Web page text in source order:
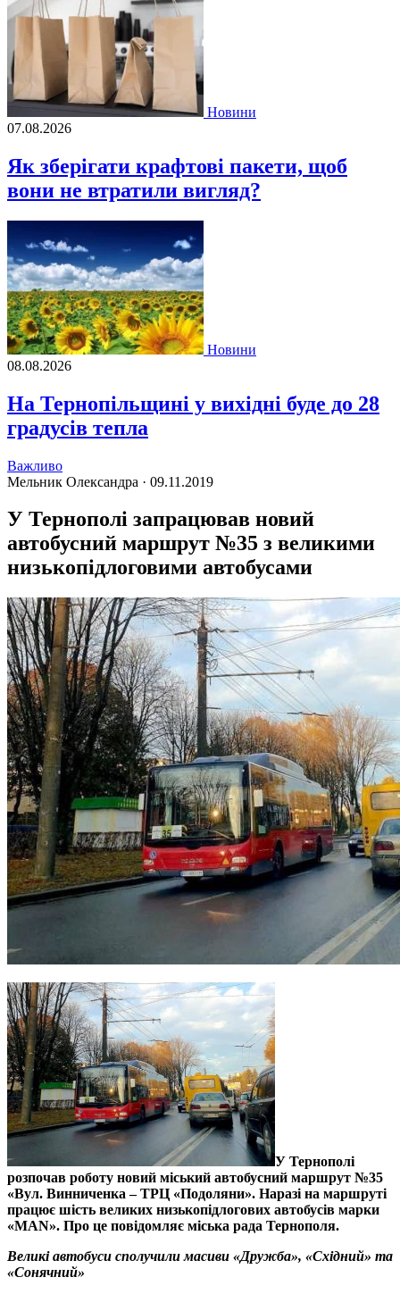
Новини
07.08.2026
Як зберігати крафтові пакети, щоб
вони не втратили вигляд?
Новини
08.08.2026
На Тернопільщині у вихідні буде до 28
градусів тепла
Важливо
Мельник Олександра · 09.11.2019
У Тернополі запрацював новий
автобусний маршрут №35 з великими
низькопідлоговими автобусами
У Тернополі
розпочав роботу новий міський автобусний маршрут №35
«Вул. Винниченка – ТРЦ «Подоляни». Наразі на маршруті
працює шість великих низькопідлогових автобусів марки
«MAN». Про це повідомляє міська рада Тернополя.
Великі автобуси сполучили масиви «Дружба», «Східний» та
«Сонячний»